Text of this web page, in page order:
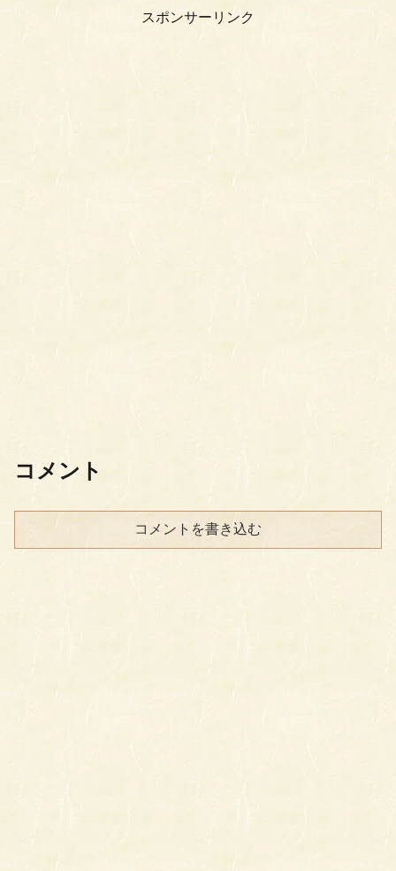
スポンサーリンク
コメント
コメントを書き込む